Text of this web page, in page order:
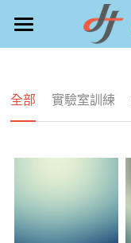
Home
Science
全部 實驗室訓練